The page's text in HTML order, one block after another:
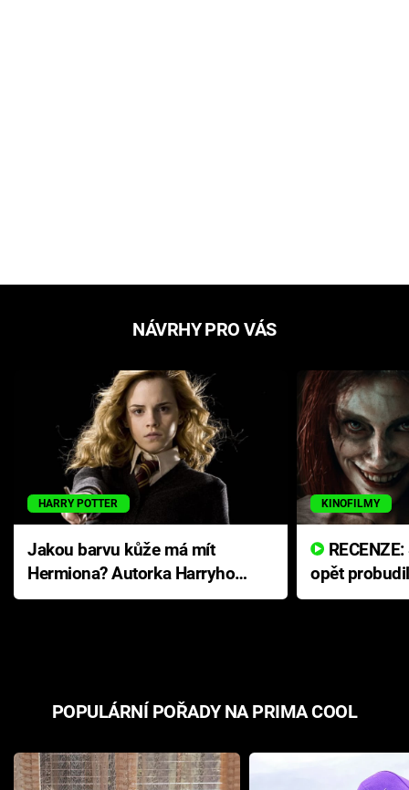
NÁVRHY PRO VÁS
HARRY POTTER
Jakou barvu kůže má mít
Hermiona? Autorka Harryho
Pottera přišla s ráznou
KINOFILMY
opět
přichází s
POPULÁRNÍ POŘADY NA PRIMA COOL